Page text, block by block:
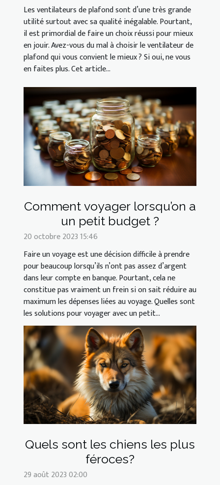
Les ventilateurs de plafond sont d’une très grande
utilité surtout avec sa qualité inégalable. Pourtant,
il est primordial de faire un choix réussi pour mieux
en jouir. Avez-vous du mal à choisir le ventilateur de
plafond qui vous convient le mieux ? Si oui, ne vous
en faites plus. Cet article...
Comment voyager lorsqu’on a
un petit budget ?
20 octobre 2023 15:46
Faire un voyage est une décision difficile à prendre
pour beaucoup lorsqu’ils n’ont pas assez d’argent
dans leur compte en banque. Pourtant, cela ne
constitue pas vraiment un frein si on sait réduire au
maximum les dépenses liées au voyage. Quelles sont
les solutions pour voyager avec un petit...
Quels sont les chiens les plus
féroces?
29 août 2023 02:00